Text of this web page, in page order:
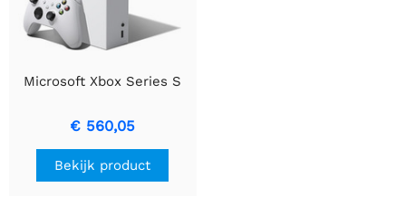
Microsoft Xbox Series S
€ 560,05
Bekijk product